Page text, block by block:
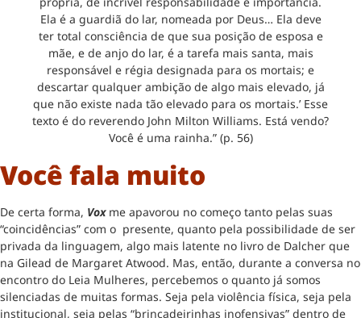
Ela é a guardiã do lar, nomeada por Deus… Ela deve
ter total consciência de que sua posição de esposa e
mãe, e de anjo do lar, é a tarefa mais santa, mais
responsável e régia designada para os mortais; e
descartar qualquer ambição de algo mais elevado, já
que não existe nada tão elevado para os mortais.’ Esse
texto é do reverendo John Milton Williams. Está vendo?
Você é uma rainha.” (p. 56)
Você fala muito
De certa forma, Voxme apavorou no começo tanto pelas suas
“coincidências” com o presente, quanto pela possibilidade de ser
privada da linguagem, algo mais latente no livro de Dalcher que
na Gilead de Margaret Atwood. Mas, então, durante a conversa no
encontro do Leia Mulheres, percebemos o quanto já somos
silenciadas de muitas formas. Seja pela violência física, seja pela
institucional, seja pelas “brincadeirinhas inofensivas” dentro de